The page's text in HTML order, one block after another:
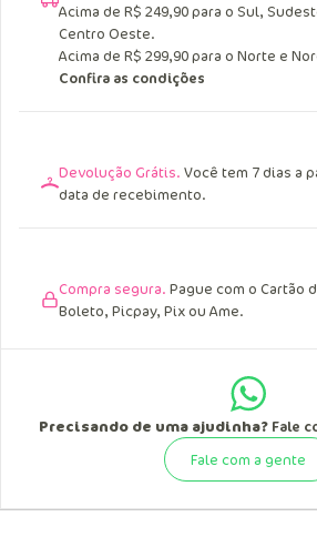
Acima de R$ 249,90 para o Sul,
Centro Oeste.
Acima de R$ 299,90 para o Norte e
Confira as condições
Devolução Grátis. Você tem 7 dias a
data de recebimento.
Compra segura. Pague com o Cartão
Boleto, Picpay, Pix ou Ame.
Precisando de uma ajudinha?Fale
Fale com a gente